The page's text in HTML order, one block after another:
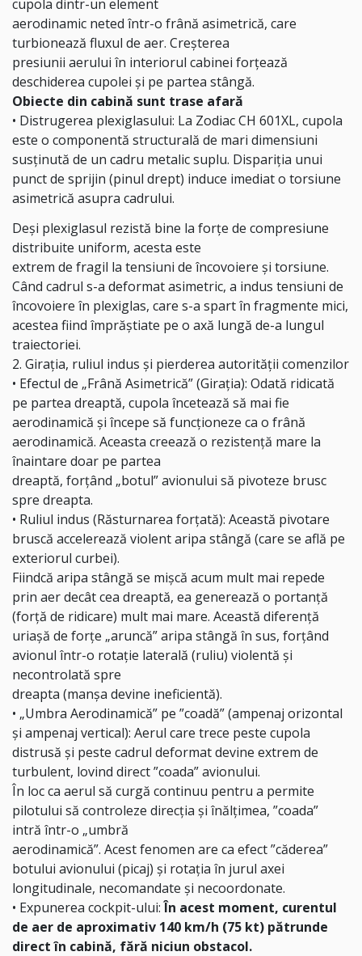
cupola dintr-un element
aerodinamic neted într-o frână asimetrică, care
turbionează fluxul de aer. Creșterea
presiunii aerului în interiorul cabinei forțează
deschiderea cupolei și pe partea stângă.
Obiecte din cabină sunt trase afară
• Distrugerea plexiglasului: La Zodiac CH 601XL, cupola
este o componentă structurală de mari dimensiuni
susținută de un cadru metalic suplu. Dispariția unui
punct de sprijin (pinul drept) induce imediat o torsiune
asimetrică asupra cadrului.
Deși plexiglasul rezistă bine la forțe de compresiune
distribuite uniform, acesta este
extrem de fragil la tensiuni de încovoiere și torsiune.
Când cadrul s-a deformat asimetric, a indus tensiuni de
încovoiere în plexiglas, care s-a spart în fragmente mici,
acestea fiind împrăștiate pe o axă lungă de-a lungul
traiectoriei.
2. Girația, ruliul indus și pierderea autorității comenzilor
• Efectul de „Frână Asimetrică” (Girația): Odată ridicată
pe partea dreaptă, cupola încetează să mai fie
aerodinamică și începe să funcționeze ca o frână
aerodinamică. Aceasta creează o rezistență mare la
înaintare doar pe partea
dreaptă, forțând „botul” avionului să pivoteze brusc
spre dreapta.
• Ruliul indus (Răsturnarea forțată): Această pivotare
bruscă accelerează violent aripa stângă (care se află pe
exteriorul curbei).
Fiindcă aripa stângă se mișcă acum mult mai repede
prin aer decât cea dreaptă, ea generează o portanță
(forță de ridicare) mult mai mare. Această diferență
uriașă de forțe „aruncă” aripa stângă în sus, forțând
avionul într-o rotație laterală (ruliu) violentă și
necontrolată spre
dreapta (manșa devine ineficientă).
• „Umbra Aerodinamică” pe ”coadă” (ampenaj orizontal
și ampenaj vertical): Aerul care trece peste cupola
distrusă și peste cadrul deformat devine extrem de
turbulent, lovind direct ”coada” avionului.
În loc ca aerul să curgă continuu pentru a permite
pilotului să controleze direcția și înălțimea, ”coada”
intră într-o „umbră
aerodinamică”. Acest fenomen are ca efect ”căderea”
botului avionului (picaj) și rotația în jurul axei
longitudinale, necomandate și necoordonate.
• Expunerea cockpit-ului:În acest moment, curentul
de aer de aproximativ 140 km/h (75 kt) pătrunde
direct în cabină, fără niciun obstacol.